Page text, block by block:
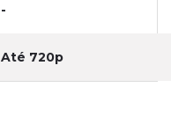
-
Até 720p